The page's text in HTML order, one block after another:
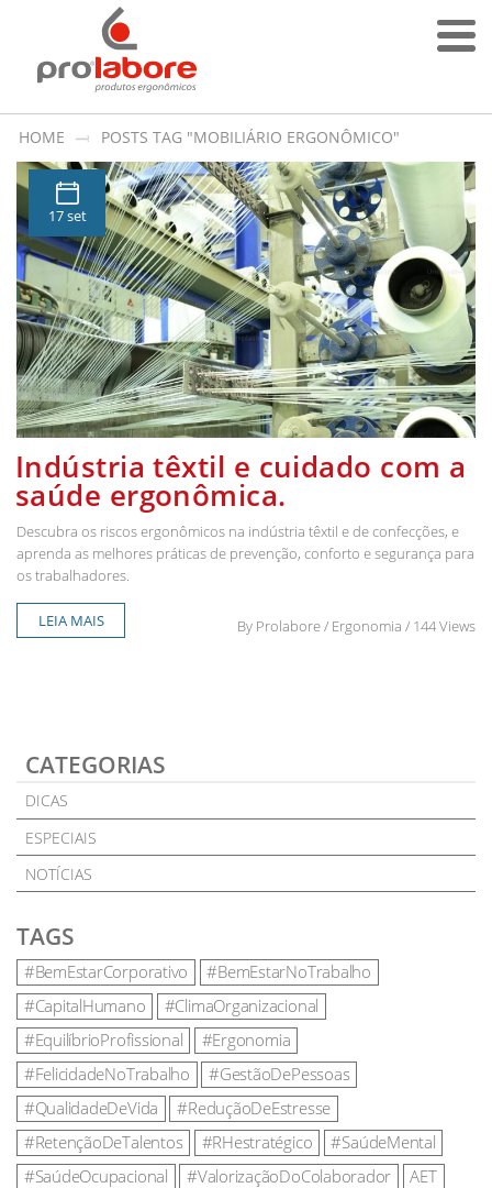
HOME POSTS TAG "MOBILIÁRIO ERGONÔMICO"
17 set
Indústria têxtil e cuidado com a
saúde ergonômica.
Descubra os riscos ergonômicos na indústria têxtil e de confecções, e
aprenda as melhores práticas de prevenção, conforto e segurança para
os trabalhadores.
LEIA MAIS By Prolabore/ Ergonomia / 144 Views
CATEGORIAS
DICAS
ESPECIAIS
NOTÍCIAS
TAGS
#BemEstarCorporativo
#BemEstarNoTrabalho
#CapitalHumano
#ClimaOrganizacional
#EquilíbrioProfissional
#Ergonomia
#FelicidadeNoTrabalho
#GestãoDePessoas
#QualidadeDeVida
#ReduçãoDeEstresse
#RetençãoDeTalentos
#RHestratégico
#SaúdeMental
#SaúdeOcupacional
#ValorizaçãoDoColaborador
AET